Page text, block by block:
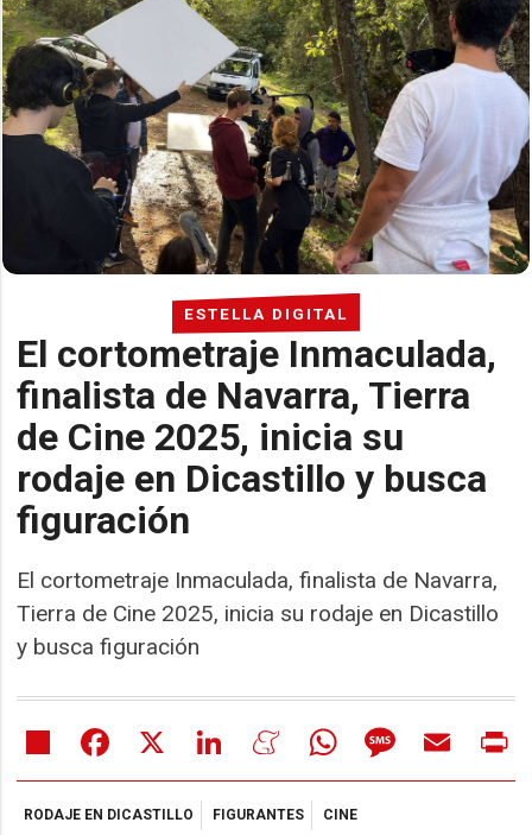
ESTELLA DIGITAL
El cortometraje Inmaculada,
finalista de Navarra, Tierra
de Cine 2025, inicia su
rodaje en Dicastillo y busca
figuración
El cortometraje Inmaculada, finalista de Navarra,
Tierra de Cine 2025, inicia su rodaje en Dicastillo
y busca figuración
Share Facebook LinkedIn MeneameWhatsAppMessageEmail
RODAJE EN DICASTILLO FIGURANTES CINE